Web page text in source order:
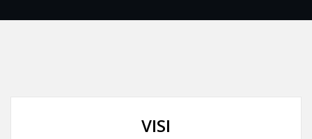
VISI